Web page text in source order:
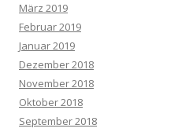
März 2019
Februar 2019
Januar 2019
Dezember 2018
November 2018
Oktober 2018
September 2018